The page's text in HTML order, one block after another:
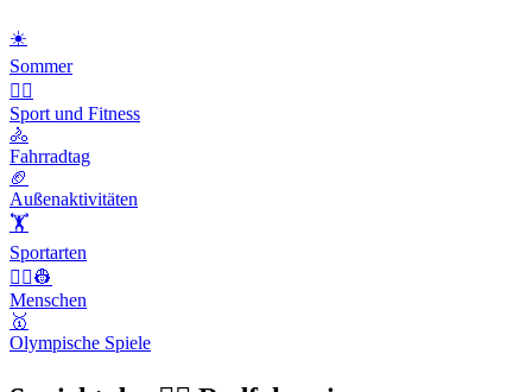
☀️
Sommer
🤾‍♀️
Sport und Fitness
🚴
Fahrradtag
🏈
Außenaktivitäten
🏋
Sportarten
👨‍✈️👷
Menschen
🥇
Olympische Spiele